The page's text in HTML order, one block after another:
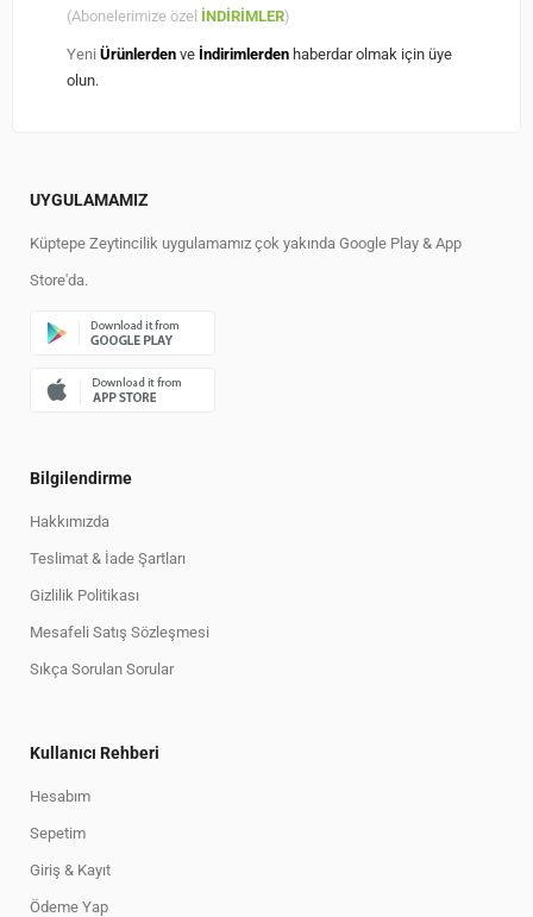
(Abonelerimize özel İNDİRİMLER)
Yeni Ürünlerden ve İndirimlerden haberdar olmak için üye
olun.
UYGULAMAMIZ
Küptepe Zeytincilik uygulamamız çok yakında Google Play & App
Store'da.
Bilgilendirme
Hakkımızda
Teslimat & İade Şartları
Gizlilik Politikası
Mesafeli Satış Sözleşmesi
Sıkça Sorulan Sorular
Kullanıcı Rehberi
Hesabım
Sepetim
Giriş & Kayıt
Ödeme Yap